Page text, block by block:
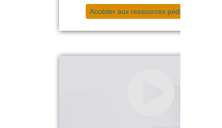
Accéder aux ressources pédagogiques